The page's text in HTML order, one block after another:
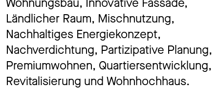
Ländlicher Raum, Mischnutzung,
Nachhaltiges Energiekonzept,
Nachverdichtung, Partizipative Planung,
Premiumwohnen, Quartiersentwicklung,
Revitalisierung und Wohnhochhaus.